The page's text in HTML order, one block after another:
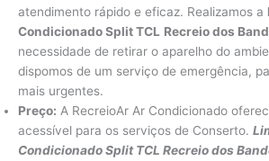
atendimento rápido e eficaz. Realizamos a
Condicionado Split TCL Recreio dos
necessidade de retirar o aparelho do
dispomos de um serviço de emergência,
mais urgentes.
Preço: A RecreioAr Ar Condicionado
acessível para os serviços de Conserto.
Condicionado Split TCL Recreio dos